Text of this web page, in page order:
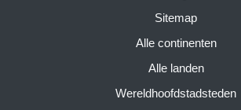
Sitemap
Alle continenten
Alle landen
Wereldhoofdstadsteden